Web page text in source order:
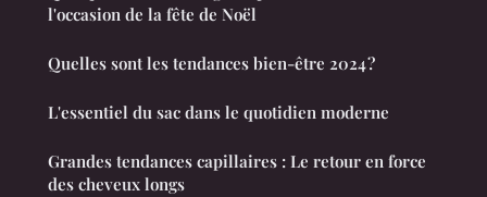
l'occasion de la fête de Noël
Quelles sont les tendances bien-être 2024 ?
L'essentiel du sac dans le quotidien moderne
Grandes tendances capillaires : Le retour en force
des cheveux longs